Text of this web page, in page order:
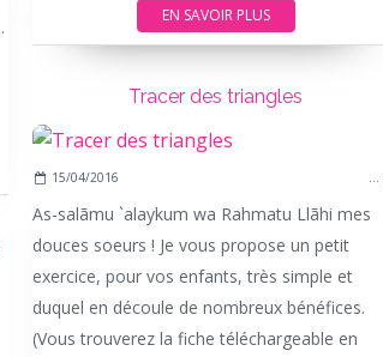
EN SAVOIR PLUS
Tracer des triangles
15/04/2016 …
As-salãmu `alaykum wa Rahmatu Llãhi mes
douces soeurs ! Je vous propose un petit
exercice, pour vos enfants, très simple et
duquel en découle de nombreux bénéfices.
(Vous trouverez la fiche téléchargeable en
PARENTALITÉ BIENVEILLANTE